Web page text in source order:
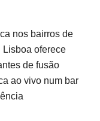
nos bairros de
Lisboa oferece
de fusão
ao vivo num bar